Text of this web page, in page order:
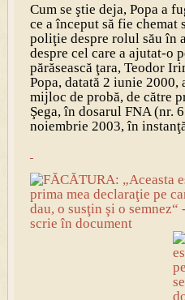
Cum se ştie deja, Popa a
ce a început să fie chemat
poliţie despre rolul său în
despre cel care a ajutat-o
părăsească ţara, Teodor
Popa, datată 2 iunie 2000,
mijloc de probă, de către
Şega, în dosarul FNA (nr.
noiembrie 2003, în